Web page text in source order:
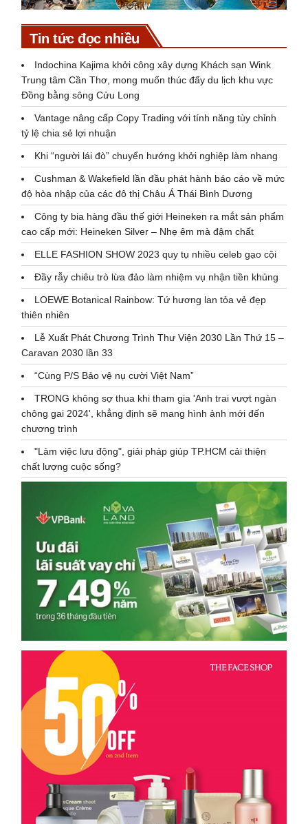
Tin tức đọc nhiều
Indochina Kajima khởi công xây dựng Khách sạn Wink
Trung tâm Cần Thơ, mong muốn thúc đẩy du lịch khu vực
Đồng bằng sông Cửu Long
Vantage nâng cấp Copy Trading với tính năng tùy chỉnh
tỷ lệ chia sẻ lợi nhuận
Khi “người lái đò” chuyển hướng khởi nghiệp làm nhang
Cushman & Wakefield lần đầu phát hành báo cáo về mức
độ hòa nhập của các đô thị Châu Á Thái Bình Dương
Công ty bia hàng đầu thế giới Heineken ra mắt sản phẩm
cao cấp mới: Heineken Silver – Nhẹ êm mà đậm chất
ELLE FASHION SHOW 2023 quy tụ nhiều celeb gạo cội
Đầy rẫy chiêu trò lừa đảo làm nhiệm vụ nhận tiền khủng
LOEWE Botanical Rainbow: Tứ hương lan tỏa vẻ đẹp
thiên nhiên
Lễ Xuất Phát Chương Trình Thư Viện 2030 Lần Thứ 15 –
Caravan 2030 lần 33
“Cùng P/S Bảo vệ nụ cười Việt Nam”
TRONG không sợ thua khi tham gia 'Anh trai vượt ngàn
chông gai 2024', khẳng định sẽ mang hình ảnh mới đến
chương trình
"Làm việc lưu động", giải pháp giúp TP.HCM cải thiện
chất lượng cuộc sống?